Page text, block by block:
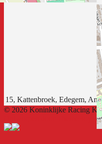
15, Kattenbroek, Edegem,
© 2026 Koninklijke Racing